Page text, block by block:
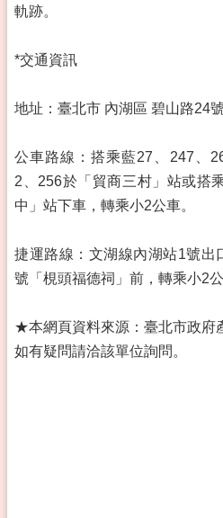
軌跡。
*交通資訊
地址：臺北市 內湖區 碧山路24號
公車路線：搭乘藍27、247、
2、256於「貿商三村」站或搭
中」站下車，轉乘小2公車。
捷運路線：文湖線內湖站1號出
號「梘頭福德祠」前，轉乘小2公
★本網頁資料來源：臺北市政府
如有疑問請洽該單位詢問。